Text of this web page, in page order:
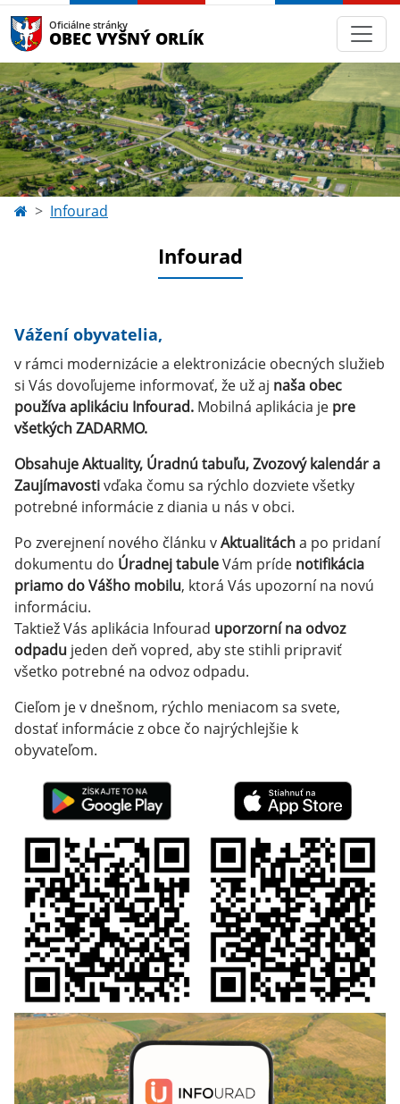
Oficiálne stránky
OBEC VYŠNÝ ORLÍK
Infourad
Infourad
Vážení obyvatelia,
v rámci modernizácie a elektronizácie obecných služieb
si Vás dovoľujeme informovať, že už aj naša obec
používa aplikáciu Infourad. Mobilná aplikácia je pre
všetkých ZADARMO.
Obsahuje Aktuality, Úradnú tabuľu, Zvozový kalendár a
Zaujímavostivďaka čomu sa rýchlo dozviete všetky
potrebné informácie z diania u nás v obci.
Po zverejnení nového článku vAktualitácha po pridaní
dokumentu do Úradnej tabuleVám príde notifikácia
priamo do Vášho mobilu, ktorá Vás upozorní na novú
informáciu.
Taktiež Vás aplikácia Infourad uporzorní na odvoz
odpadu jeden deň vopred, aby ste stihli pripraviť
všetko potrebné na odvoz odpadu.
Cieľom je v dnešnom, rýchlo meniacom sa svete,
dostať informácie z obce čo najrýchlejšie k
obyvateľom.